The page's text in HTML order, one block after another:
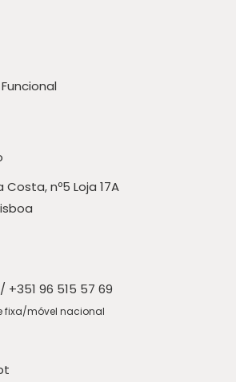
nº5 Loja 17A
+351 96 515 57 69
fixa/móvel nacional